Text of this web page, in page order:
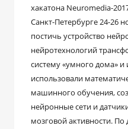
хакатона Neuromedia-
Санкт-Петербурге 24-26
постичь устройство
нейротехнологий
систему «умного дома» и
использовали
машинного обучения,
нейронные сети и
мозговой активности.